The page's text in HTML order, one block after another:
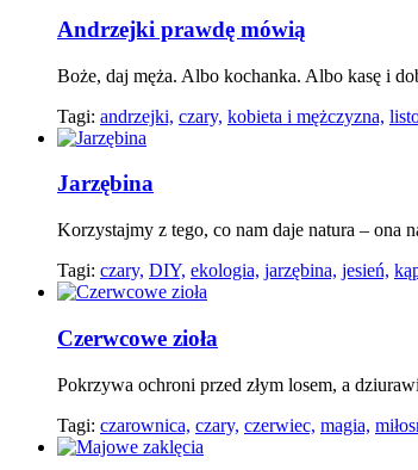
Andrzejki prawdę mówią
Boże, daj męża. Albo kochanka. Albo kasę i
Tagi: andrzejki, czary, kobieta i mężczyzna,
Jarzębina
Korzystajmy z tego, co nam daje natura – ona
Tagi: czary, DIY, ekologia, jarzębina, jesień,
Czerwcowe zioła
Pokrzywa ochroni przed złym losem, a
Tagi: czarownica, czary, czerwiec, magia,